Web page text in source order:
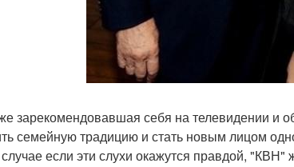
зарекомендовавшая себя на телевидении
семейную традицию и стать новым лицом
если эти слухи окажутся правдой,